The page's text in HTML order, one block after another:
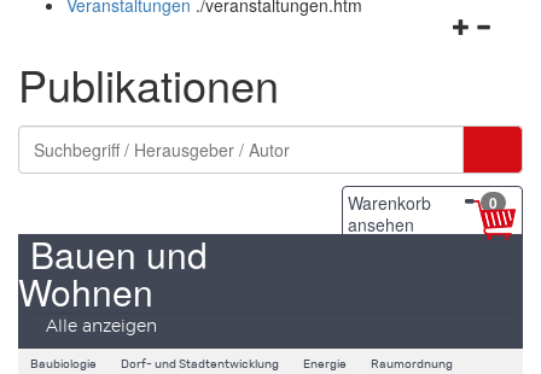
schließen
Veranstaltungen ./veranstaltungen.htm
Publikationen
Warenkorb
ansehen
0
Bauen und
Wohnen
Alle anzeigen
Baubiologie Dorf- und Stadtentwicklung Energie Raumordnung